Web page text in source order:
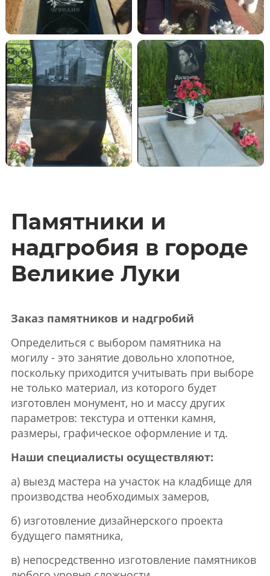
Памятники и
надгробия в городе
Великие Луки
Заказ памятников и надгробий
Определиться с выбором памятника на
могилу - это занятие довольно хлопотное,
поскольку приходится учитывать при выборе
не только материал, из которого будет
изготовлен монумент, но и массу других
параметров: текстура и оттенки камня,
размеры, графическое оформление и тд.
Наши специалисты осуществляют:
а) выезд мастера на участок на кладбище для
производства необходимых замеров,
б) изготовление дизайнерского проекта
будущего памятника,
в) непосредственно изготовление памятников